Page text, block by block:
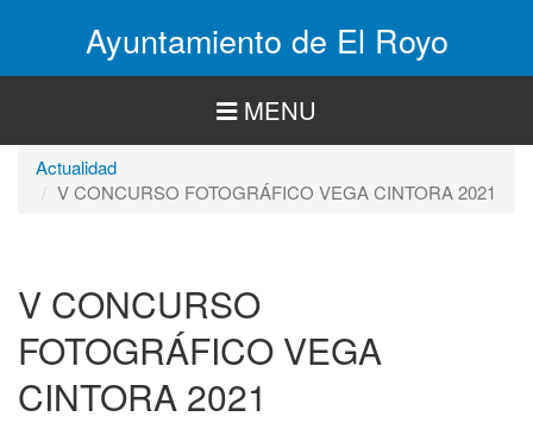
Ayuntamiento de El Royo
MENU
Actualidad
V CONCURSO FOTOGRÁFICO VEGA CINTORA 2021
V CONCURSO
FOTOGRÁFICO VEGA
CINTORA 2021